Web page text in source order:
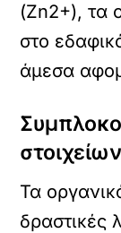
(Zn2+), τα
στο
άμεσα
στοιχείων
Τα
δραστικές